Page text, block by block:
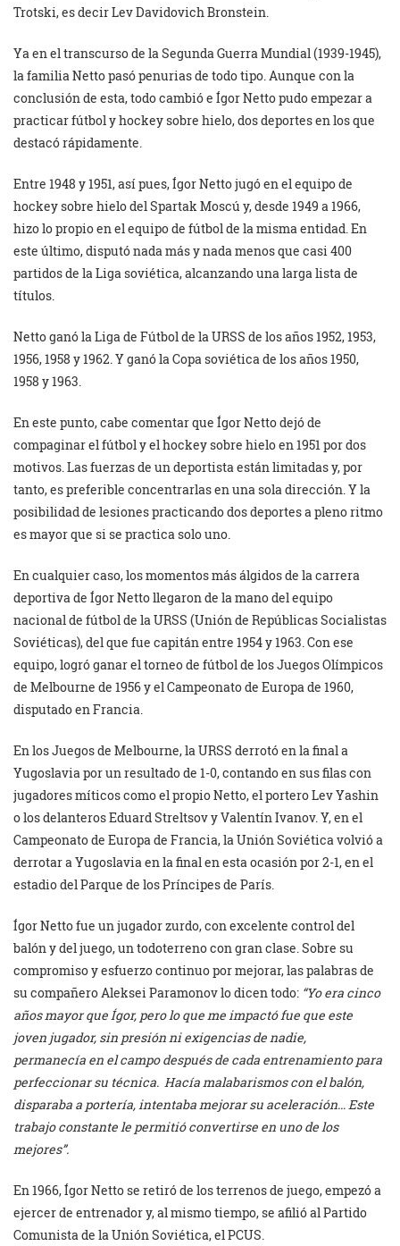
Trotski, es decir Lev Davidovich Bronstein.
Ya en el transcurso de la Segunda Guerra Mundial (1939-1945),
la familia Netto pasó penurias de todo tipo. Aunque con la
conclusión de esta, todo cambió e Ígor Netto pudo empezar a
practicar fútbol y hockey sobre hielo, dos deportes en los que
destacó rápidamente.
Entre 1948 y 1951, así pues, Ígor Netto jugó en el equipo de
hockey sobre hielo del Spartak Moscú y, desde 1949 a 1966,
hizo lo propio en el equipo de fútbol de la misma entidad. En
este último, disputó nada más y nada menos que casi 400
partidos de la Liga soviética, alcanzando una larga lista de
títulos.
Netto ganó la Liga de Fútbol de la URSS de los años 1952, 1953,
1956, 1958 y 1962. Y ganó la Copa soviética de los años 1950,
1958 y 1963.
En este punto, cabe comentar que Ígor Netto dejó de
compaginar el fútbol y el hockey sobre hielo en 1951 por dos
motivos. Las fuerzas de un deportista están limitadas y, por
tanto, es preferible concentrarlas en una sola dirección. Y la
posibilidad de lesiones practicando dos deportes a pleno ritmo
es mayor que si se practica solo uno.
En cualquier caso, los momentos más álgidos de la carrera
deportiva de Ígor Netto llegaron de la mano del equipo
nacional de fútbol de la URSS (Unión de Repúblicas Socialistas
Soviéticas), del que fue capitán entre 1954 y 1963. Con ese
equipo, logró ganar el torneo de fútbol de los Juegos Olímpicos
de Melbourne de 1956 y el Campeonato de Europa de 1960,
disputado en Francia.
En los Juegos de Melbourne, la URSS derrotó en la final a
Yugoslavia por un resultado de 1-0, contando en sus filas con
jugadores míticos como el propio Netto, el portero Lev Yashin
o los delanteros Eduard Streltsov y Valentín Ivanov. Y, en el
Campeonato de Europa de Francia, la Unión Soviética volvió a
derrotar a Yugoslavia en la final en esta ocasión por 2-1, en el
estadio del Parque de los Príncipes de París.
Ígor Netto fue un jugador zurdo, con excelente control del
balón y del juego, un todoterreno con gran clase. Sobre su
compromiso y esfuerzo continuo por mejorar, las palabras de
su compañero Aleksei Paramonov lo dicen todo: “Yo era cinco
años mayor que Ígor, pero lo que me impactó fue que este
joven jugador, sin presión ni exigencias de nadie,
permanecía en el campo después de cada entrenamiento para
perfeccionar su técnica. Hacía malabarismos con el balón,
disparaba a portería, intentaba mejorar su aceleración… Este
trabajo constante le permitió convertirse en uno de los
mejores”.
En 1966, Ígor Netto se retiró de los terrenos de juego, empezó a
ejercer de entrenador y, al mismo tiempo, se afilió al Partido
Comunista de la Unión Soviética, el PCUS.